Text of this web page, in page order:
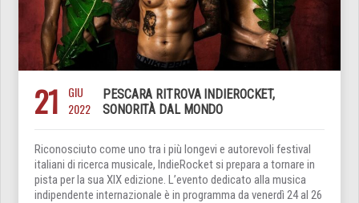
21
GIU
2022
PESCARA RITROVA INDIEROCKET,
SONORITÀ DAL MONDO
Riconosciuto come uno tra i più longevi e autorevoli festival
italiani di ricerca musicale, IndieRocket si prepara a tornare in
pista per la sua XIX edizione. L’evento dedicato alla musica
indipendente internazionale è in programma da venerdì 24 al 26